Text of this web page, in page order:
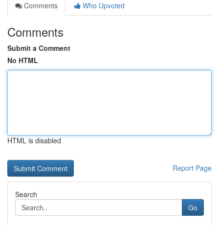
Comments
Who Upvoted
Comments
Submit a Comment
No HTML
HTML is disabled
Report Page
Search
Go